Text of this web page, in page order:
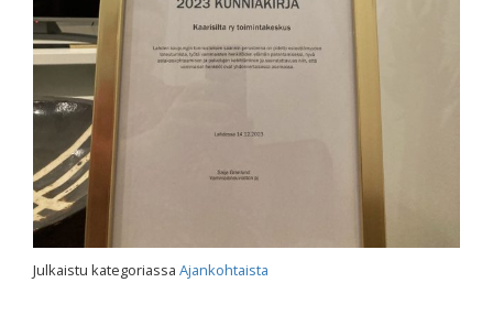
Julkaistu kategoriassa Ajankohtaista